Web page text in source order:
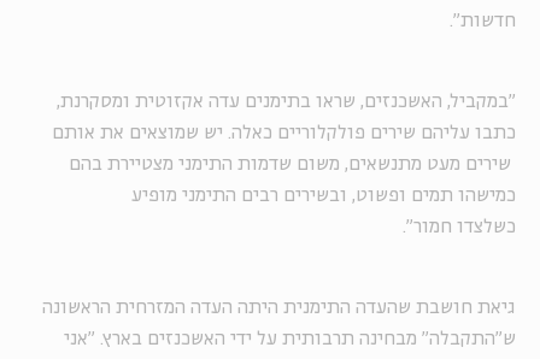
חדשות".
"במקביל, האשכנזים, שראו בתימנים עדה אקזוטית ומסקרנת,
כתבו עליהם שירים פולקלוריים כאלה. יש שמוצאים את אותם
שירים מעט מתנשאים, משום שדמות התימני מצטיירת בהם
כמישהו תמים ופשוט, ובשירים רבים התימני מופיע
כשלצדו חמור".
גיאת חושבת שהעדה התימנית היתה העדה המזרחית הראשונה
ש"התקבלה" מבחינה תרבותית על ידי האשכנזים בארץ. "אני